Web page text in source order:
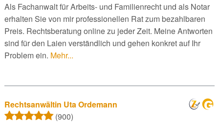
Als Fachanwalt für Arbeits- und Familienrecht und als Notar
erhalten Sie von mir professionellen Rat zum bezahlbaren
Preis. Rechtsberatung online zu jeder Zeit. Meine Antworten
sind für den Laien verständlich und gehen konkret auf Ihr
Problem ein. Mehr...
Rechtsanwältin Uta Ordemann
(900)